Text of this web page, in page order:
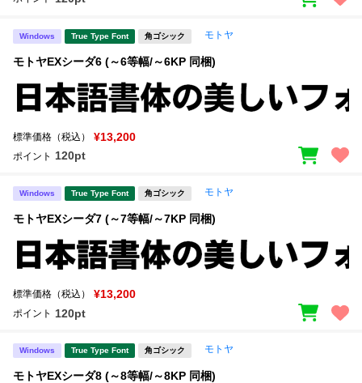
Windows True Type Font 角ゴシック モトヤ
モトヤEXシーダ6 (～6等幅/～6KP 同梱)
標準価格（税込） ¥13,200
ポイント 120pt
Windows True Type Font 角ゴシック モトヤ
モトヤEXシーダ7 (～7等幅/～7KP 同梱)
標準価格（税込） ¥13,200
ポイント 120pt
Windows True Type Font 角ゴシック モトヤ
モトヤEXシーダ8 (～8等幅/～8KP 同梱)